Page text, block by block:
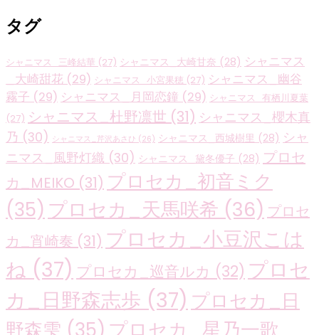
タグ
シャニマス_三峰結華 (27) シャニマス_大崎甘奈 (28) シャニマス
_大崎甜花 (29) シャニマス_小宮果穂 (27) シャニマス_幽谷
霧子 (29) シャニマス_月岡恋鐘 (29) シャニマス_有栖川夏葉
(27) シャニマス_杜野凛世 (31) シャニマス_櫻木真
乃 (30) シャニマス_芹沢あさひ (26) シャニマス_西城樹里 (28) シャ
ニマス_風野灯織 (30) シャニマス_黛冬優子 (28) プロセ
カ_MEIKO (31) プロセカ_初音ミク
(35) プロセカ_天馬咲希 (36) プロセ
カ_宵崎奏 (31) プロセカ_小豆沢こは
ね (37) プロセカ_巡音ルカ (32) プロセ
カ_日野森志歩 (37) プロセカ_日
プロセカ_星乃一歌